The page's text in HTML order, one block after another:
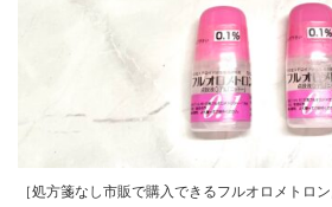
［処方箋なし市販で購入できるフルオロメトロン